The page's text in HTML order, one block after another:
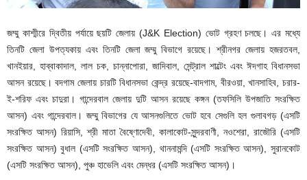
জম্মু কাশ্মীরে দ্বিতীয় পর্যায়ে ছয়টি জেলায় (J&K Election) ভোট গ্রহণ চলছে। এর মধ্যে
তিনটি জেলা উপত্যকায় এবং তিনটি জেলা জম্মু বিভাগে রয়েছে। শ্রীনগর জেলায় হজরতবল,
খানইয়ার, হাব্বাকাদাল, লাল চক, চান্নাপোরা, জাদিবাল, সেন্ট্রাল শাল্টেং এবং ঈদগাহ বিধানসভা
আসন রয়েছে। বদগাম জেলায় চারটি বিধানসভা কেন্দ্র রয়েছে-বাদগাম, বীরওয়া, খানসাহিব, চরার-
ই-শরিফ এবং চাদুরা। গান্দেরবাল জেলায় দুটি আসন রয়েছে কঙ্গন (তফসিলি উপজাতি সংরক্ষিত
আসন) এবং গান্দেরবাল। জম্মু বিভাগের যে আসনগুলিতে ভোট হবে সেগুলি হল গুলাবগড় (এসটি
সংরক্ষিত আসন) রিয়াসি, শ্রী মাতা বৈষ্ণোদেবী, কালাকোট-সুন্দরবাণী, নওশেরা, রাজৌরি (এসটি
সংরক্ষিত আসন) বুধাল (এসটি সংরক্ষিত আসন), থাননামন্দি (এসটি সংরক্ষিত আসন), সুরানকোট
(এসটি সংরক্ষিত আসন), পুঞ্চ হাভেলি এবং মেন্ধর (এসটি সংরক্ষিত আসন)।